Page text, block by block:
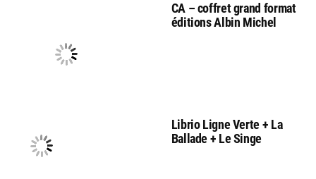
CA – coffret grand format
éditions Albin Michel
Librio Ligne Verte + La
Ballade + Le Singe